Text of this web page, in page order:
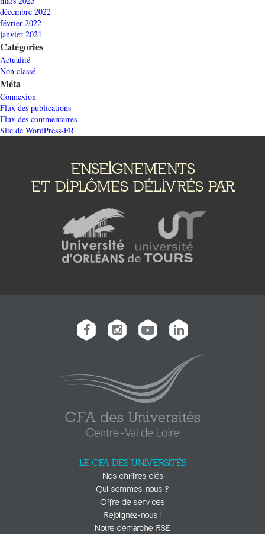
décembre 2022
février 2022
janvier 2021
Catégories
Actualité
Non classé
Méta
Connexion
Flux des publications
Flux des commentaires
Site de WordPress-FR
ENSEIGNEMENTS
ET DIPLÔMES DÉLIVRÉS PAR
LE CFA DES UNIVERSITÉS
Nos chiffres clés
Qui sommes-nous ?
Offre de services
Rejoignez-nous !
Notre démarche RSE